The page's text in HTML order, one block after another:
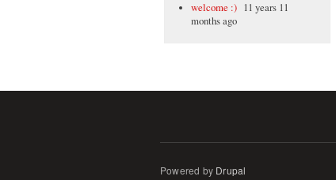
welcome :) 11 years 11
months ago
Powered by Drupal